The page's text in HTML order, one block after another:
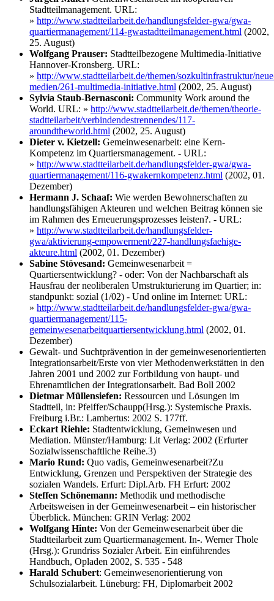
Stadtteilmanagement. URL:
» http://www.stadtteilarbeit.de/handlungsfelder-gwa/gwa-
quartiermanagement/114-gwastadtteilmanagement.html (2002,
25. August)
Wolfgang Prauser: Stadtteilbezogene Multimedia-Initiative
Hannover-Kronsberg. URL:
» http://www.stadtteilarbeit.de/themen/sozkultinfrastruktur/
medien/261-multimedia-initiative.html (2002, 25. August)
Sylvia Staub-Bernasconi: Community Work around the
World. URL: » http://www.stadtteilarbeit.de/themen/theorie-
stadtteilarbeit/verbindendestrennendes/117-
aroundtheworld.html (2002, 25. August)
Dieter v. Kietzell: Gemeinwesenarbeit: eine Kern-
Kompetenz im Quartiersmanagement. - URL:
» http://www.stadtteilarbeit.de/handlungsfelder-gwa/gwa-
quartiermanagement/116-gwakernkompetenz.html (2002, 01.
Dezember)
Hermann J. Schaaf: Wie werden Bewohnerschaften zu
handlungsfähigen Akteuren und welchen Beitrag können sie
im Rahmen des Erneuerungsprozesses leisten?. - URL:
» http://www.stadtteilarbeit.de/handlungsfelder-
gwa/aktivierung-empowerment/227-handlungsfaehige-
akteure.html (2002, 01. Dezember)
Sabine Stövesand: Gemeinwesenarbeit =
Quartiersentwicklung? - oder: Von der Nachbarschaft als
Hausfrau der neoliberalen Umstrukturierung im Quartier; in:
standpunkt: sozial (1/02) - Und online im Internet: URL:
» http://www.stadtteilarbeit.de/handlungsfelder-gwa/gwa-
quartiermanagement/115-
gemeinwesenarbeitquartiersentwicklung.html (2002, 01.
Dezember)
Gewalt- und Suchtprävention in der gemeinwesenorientierten
Integrationsarbeit/Erste von vier Methodenwerkstätten in den
Jahren 2001 und 2002 zur Fortbildung von haupt- und
Ehrenamtlichen der Integrationsarbeit. Bad Boll 2002
Dietmar Müllensiefen: Ressourcen und Lösungen im
Stadtteil, in: Pfeiffer/Schaupp(Hrsg.): Systemische Praxis.
Freiburg i.Br.: Lambertus: 2002 S. 177ff.
Eckart Riehle: Stadtentwicklung, Gemeinwesen und
Mediation. Münster/Hamburg: Lit Verlag: 2002 (Erfurter
Sozialwissenschaftliche Reihe.3)
Mario Rund: Quo vadis, Gemeinwesenarbeit?Zu
Entwicklung, Grenzen und Perspektiven der Strategie des
sozialen Wandels. Erfurt: Dipl.Arb. FH Erfurt: 2002
Steffen Schönemann: Methodik und methodische
Arbeitsweisen in der Gemeinwesenarbeit – ein historischer
Überblick. München: GRIN Verlag: 2002
Wolfgang Hinte: Von der Gemeinwesenarbeit über die
Stadtteilarbeit zum Quartiermanagement. In-. Werner Thole
(Hrsg.): Grundriss Sozialer Arbeit. Ein einführendes
Handbuch, Opladen 2002, S. 535 - 548
Harald Schubert: Gemeinwesenorientierung von
Schulsozialarbeit. Lüneburg: FH, Diplomarbeit 2002